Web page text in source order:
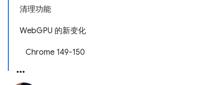
清理功能
WebGPU 的新变化
Chrome 149-150